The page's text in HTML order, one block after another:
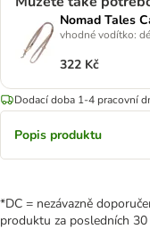
Nomad Tales
vhodné vodítko:
322 Kč
Dodací doba 1-4 pracovní
Popis produktu
*DC = nezávazně
produktu za posledních 30